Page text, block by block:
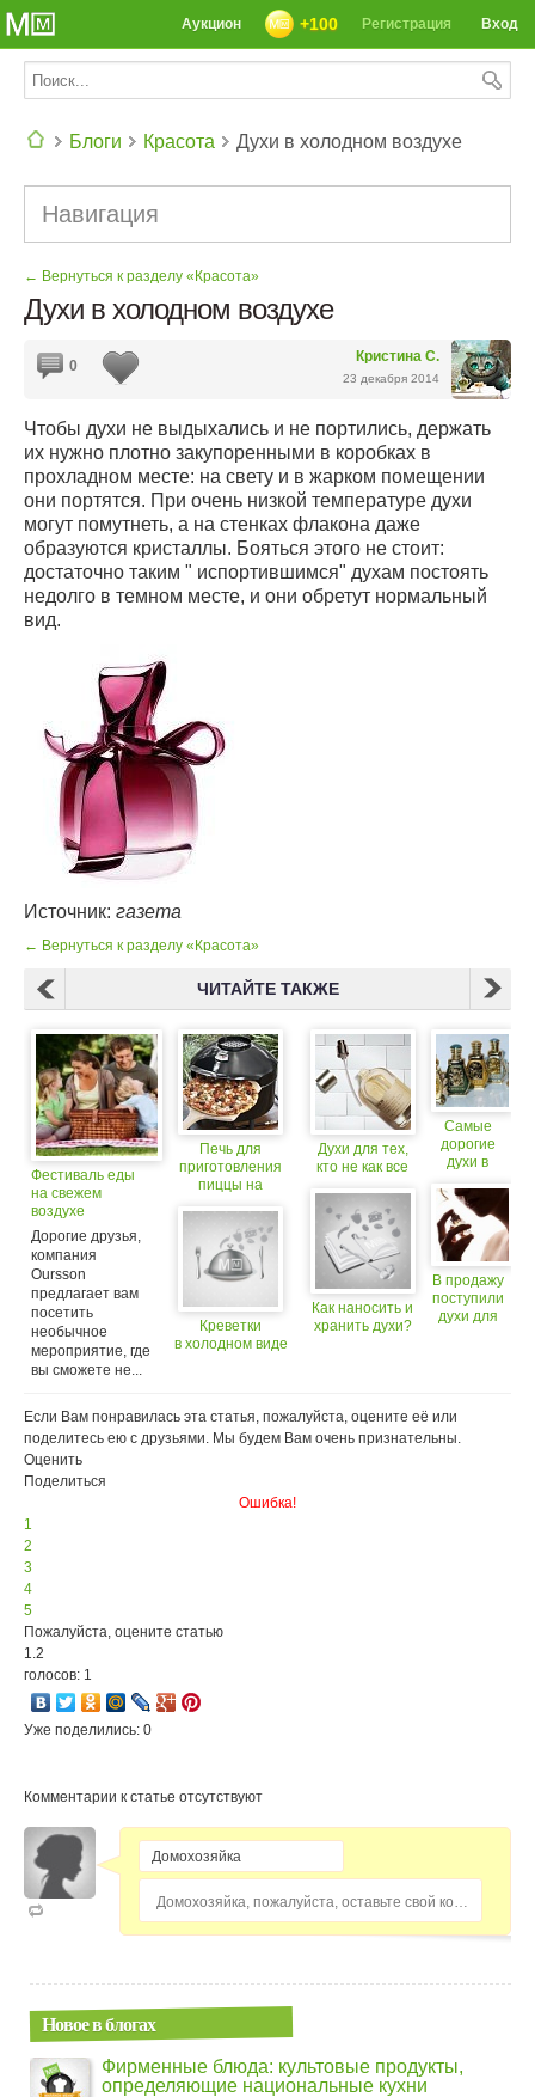
СЕГОДНЯ: 39142 РЕЦЕПТА
Вход
Регистрация
+100
Аукцион
Блоги Красота Духи в холодном воздухе
Навигация
← Вернуться к разделу «Красота»
Духи в холодном воздухе
Кристина С.
23 декабря 2014
0
Чтобы духи не выдыхались и не портились, держать
их нужно плотно закупоренными в коробках в
прохладном месте: на свету и в жарком помещении
они портятся. При очень низкой температуре духи
могут помутнеть, а на стенках флакона даже
образуются кристаллы. Бояться этого не стоит:
достаточно таким " испортившимся" духам постоять
недолго в темном месте, и они обретут нормальный
вид.
Источник: газета
← Вернуться к разделу «Красота»
ЧИТАЙТЕ ТАКЖЕ
Фестиваль еды
на свежем
воздухе
Дорогие друзья,
компания
Oursson
предлагает вам
посетить
необычное
мероприятие, где
вы сможете не...
Печь для
приготовления
пиццы на
Креветки
в холодном виде
Духи для тех,
кто не как все
Как наносить и
хранить духи?
Самые
дорогие
духи в
В продажу
поступили
духи для
Если Вам понравилась эта статья, пожалуйста, оцените её или
поделитесь ею с друзьями. Мы будем Вам очень признательны.
Оценить
Поделиться
Ошибка!
1
2
3
4
5
Пожалуйста, оцените статью
1.2
голосов: 1
Уже поделились: 0
Комментарии к статье отсутствуют
Домохозяйка, пожалуйста, оставьте свой комментарий...
Новое в блогах
Фирменные блюда: культовые продукты,
определяющие национальные кухни